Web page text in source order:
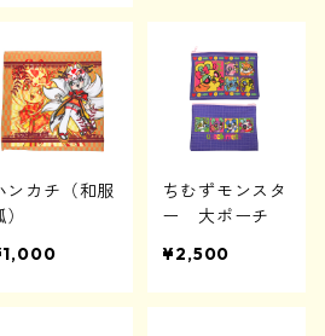
ンカチ（和服
ちむずモンスタ
ー 大ポーチ
¥2,500